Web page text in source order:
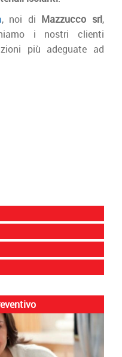
, noi di Mazzucco srl,
i nostri clienti
più adeguate ad